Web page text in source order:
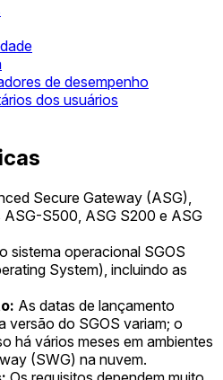
de desempenho
dos usuários
Secure Gateway (ASG),
ASG-S500, ASG S200 e ASG
sistema operacional SGOS
System), incluindo as
As datas de lançamento
versão do SGOS variam; o
há vários meses em ambientes
(SWG) na nuvem.